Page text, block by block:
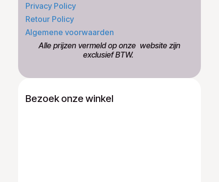
Privacy Policy
Retour Policy
Algemene voorwaarden
​Alle prijzen vermeld op onze ​website zijn
exclusief BTW.
Bezoek onze winkel